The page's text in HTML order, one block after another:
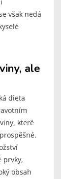
však nedá
ale
dieta
které
prvky,
obsah